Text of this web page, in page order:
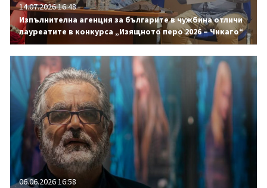
14.07.2026 16:48
Изпълнителна агенция за българите в чужбина отличи
лауреатите в конкурса „Изящното перо 2026 – Чикаго“
06.06.2026 16:58